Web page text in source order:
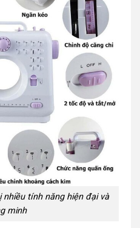
tính năng hiện đại và
minh